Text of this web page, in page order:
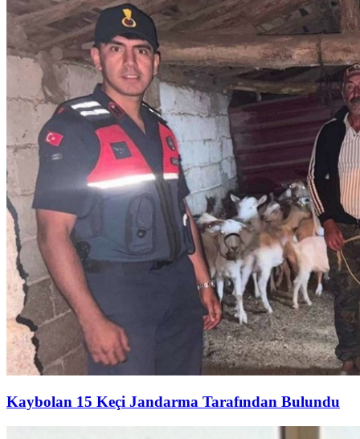
Kaybolan 15 Keçi Jandarma Tarafından Bulundu